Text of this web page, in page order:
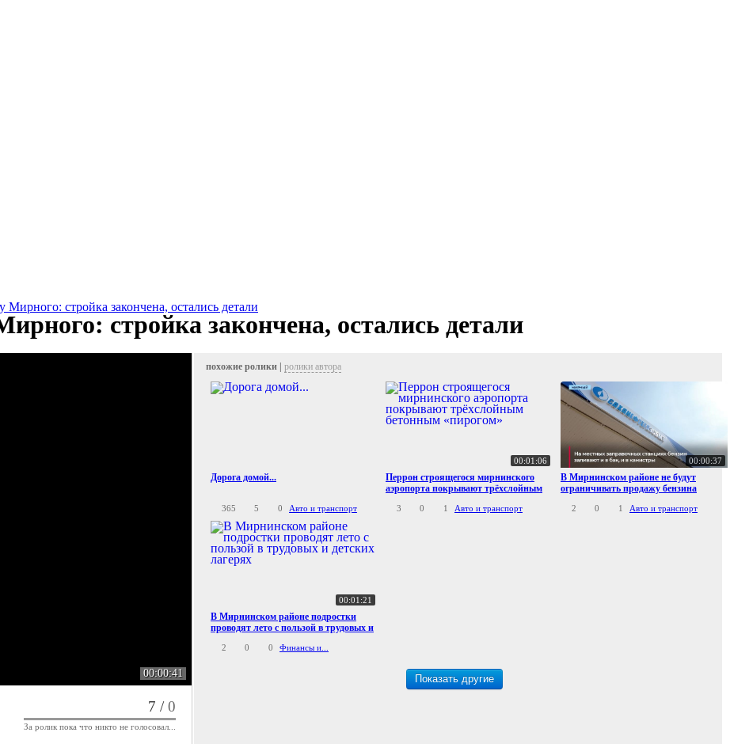
Мирного: стройка закончена, остались детали
стройка закончена, остались детали
00:00:41
7 /0
За ролик пока что никто не голосовал...
похожие ролики | ролики автора
Дорога домой...
365 5 0 Авто и транспорт
00:01:06
Перрон строящегося мирнинского
аэропорта покрывают трёхслойным
3 0 1 Авто и транспорт
00:00:37
В Мирнинском районе не будут
ограничивать продажу бензина
2 0 1 Авто и транспорт
00:01:21
В Мирнинском районе подростки
проводят лето с пользой в трудовых и
2 0 0 Финансы и...